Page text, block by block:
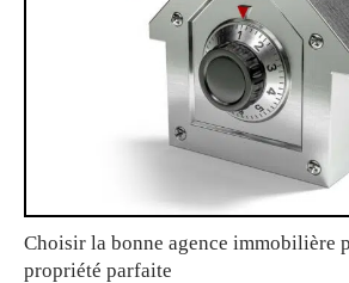
Choisir la bonne agence immobilière
propriété parfaite